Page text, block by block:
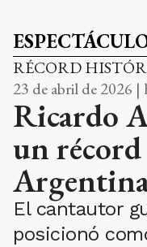
RÉCORD
23 de abril de 2026 |
Ricardo
un
El cantautor
posicionó